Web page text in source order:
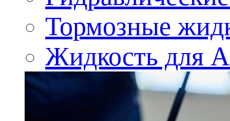
Тормозные
Жидкость для